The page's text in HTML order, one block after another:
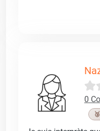
0